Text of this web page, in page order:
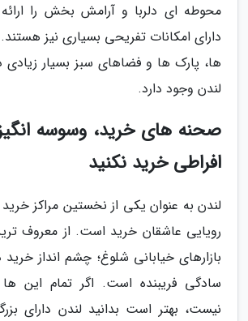
محوطه ای دلربا و آرامش بخش را
دارای امکانات تفریحی بسیاری نیز هستند.
ها، پارک ها و فضاهای سبز بسیار
لندن وجود دارد.
صحنه های خرید، وسوسه
افراطی خرید نکنید
لندن به عنوان یکی از نخستین مراکز خرید
رویایی عاشقان خرید است. از معروف
بازارهای خیابانی شلوغ؛ چشم انداز
سادگی فریبنده است. اگر تمام این
نیست، بهتر است بدانید لندن دارای